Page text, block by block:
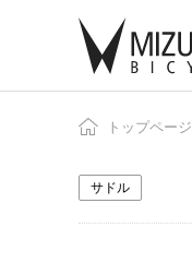
トップページ
サドル